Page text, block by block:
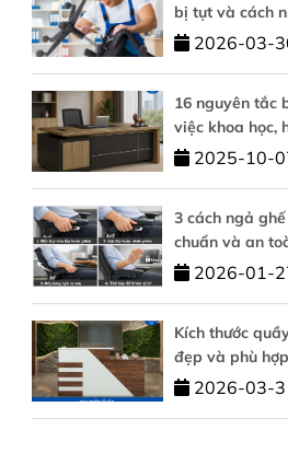
bị tụt và cách
2026-03-
16 nguyên tắc
việc khoa học,
2025-10-
3 cách ngả
chuẩn và an
2026-01-
Kích thước
đẹp và phù
2026-03-